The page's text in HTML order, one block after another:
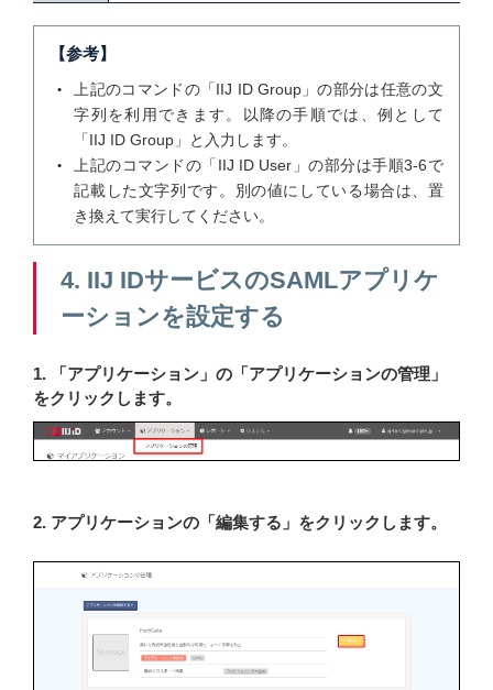
【参考】
上記のコマンドの「IIJ ID Group」の部分は任意の文
字列を利用できます。以降の手順では、例として
「IIJ ID Group」と入力します。
上記のコマンドの「IIJ ID User」の部分は手順3-6で
記載した文字列です。別の値にしている場合は、置
き換えて実行してください。
4. IIJ IDサービスのSAMLアプリケ
ーションを設定する
1. 「アプリケーション」の「アプリケーションの管理」
をクリックします。
2. アプリケーションの「編集する」をクリックします。